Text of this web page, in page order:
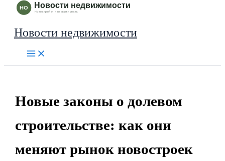
Новости недвижимости
Новые законы о долевом
строительстве: как они
меняют рынок новостроек